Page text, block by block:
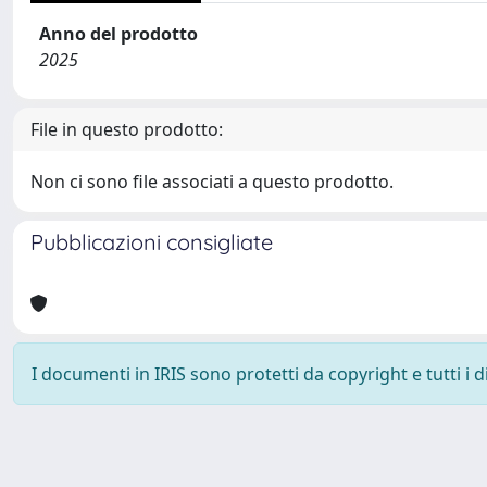
Anno del prodotto
2025
File in questo prodotto:
Non ci sono file associati a questo prodotto.
Pubblicazioni consigliate
I documenti in IRIS sono protetti da copyright e tutti i